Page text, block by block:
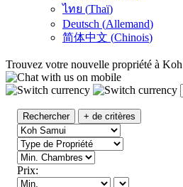
ไทย (Thaï)
Deutsch (Allemand)
简体中文 (Chinois)
Trouvez votre nouvelle propriété à
Rechercher + de critères
Prix: